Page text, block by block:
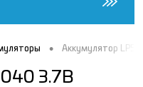
• Аккумулятор
3.7В